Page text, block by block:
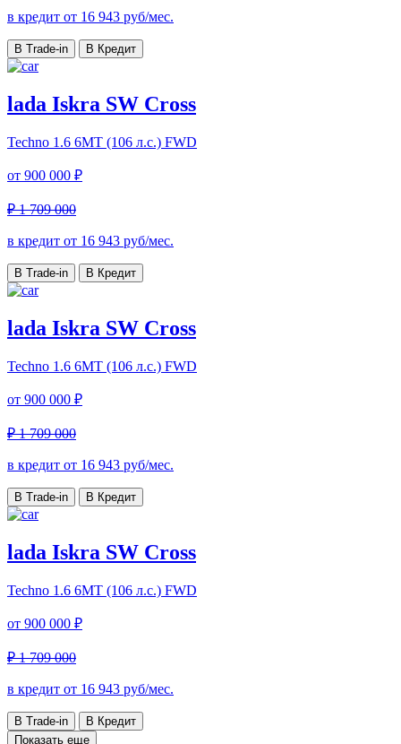
в кредит от 16 943 руб/мес.
В Trade-in В Кредит
lada Iskra SW Cross
Techno 1.6 6МТ (106 л.с.) FWD
от 900 000 ₽
₽ 1 709 000
в кредит от 16 943 руб/мес.
В Trade-in В Кредит
lada Iskra SW Cross
Techno 1.6 6МТ (106 л.с.) FWD
от 900 000 ₽
₽ 1 709 000
в кредит от 16 943 руб/мес.
В Trade-in В Кредит
lada Iskra SW Cross
Techno 1.6 6МТ (106 л.с.) FWD
от 900 000 ₽
₽ 1 709 000
в кредит от 16 943 руб/мес.
В Trade-in
В Кредит
Показать еще